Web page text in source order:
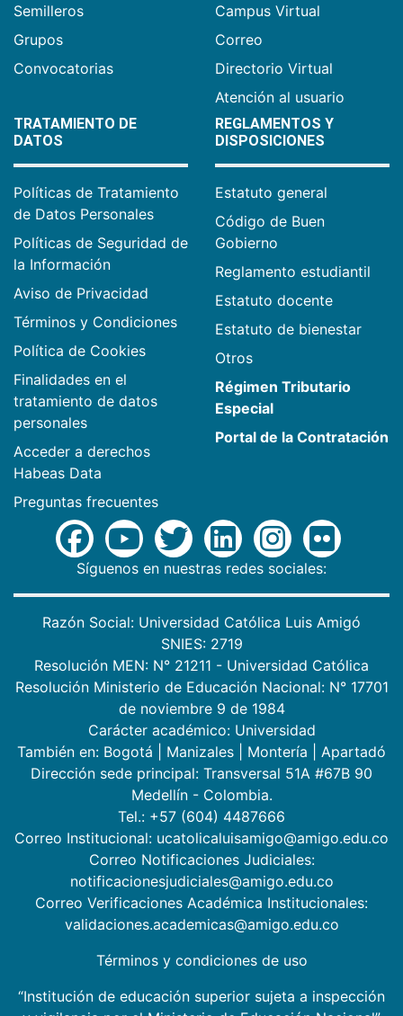
Semilleros
Grupos
Convocatorias
Campus Virtual
Correo
Directorio Virtual
Atención al usuario
TRATAMIENTO DE
DATOS
Políticas de Tratamiento
de Datos Personales
Políticas de Seguridad de
la Información
Aviso de Privacidad
Términos y Condiciones
Política de Cookies
Finalidades en el
tratamiento de datos
personales
Acceder a derechos
Habeas Data
Preguntas frecuentes
REGLAMENTOS Y
DISPOSICIONES
Estatuto general
Código de Buen
Gobierno
Reglamento estudiantil
Estatuto docente
Estatuto de bienestar
Otros
Régimen Tributario
Especial
Portal de la Contratación
Síguenos en nuestras redes sociales:
Razón Social: Universidad Católica Luis Amigó
SNIES: 2719
Resolución MEN: N° 21211 - Universidad Católica
Resolución Ministerio de Educación Nacional: N° 17701
de noviembre 9 de 1984
Carácter académico: Universidad
También en: Bogotá Manizales Montería
Apartadó
Dirección sede principal: Transversal 51A #67B 90
Medellín - Colombia.
Tel.: +57 (604) 4487666
Correo Institucional: ucatolicaluisamigo@amigo.edu.co
Correo Notificaciones Judiciales:
notificacionesjudiciales@amigo.edu.co
Correo Verificaciones Académica Institucionales:
validaciones.academicas@amigo.edu.co
Términos y condiciones de uso
“Institución de educación superior sujeta a inspección